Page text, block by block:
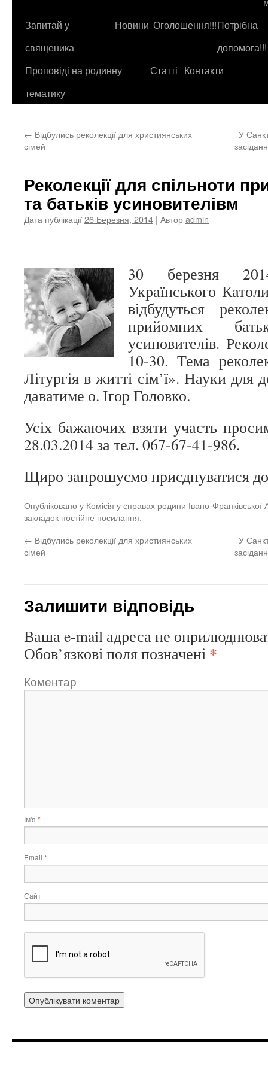
контенту
Запитай у
священика
Новини Оголошення!!!Потрібна
допомога!!!
Проповіді на родинну
тематику
Статті Контакти
← Відбулись реколекції для християнських
сімей
У
Реколекції для спільноти
та батьків усиновителівм
Дата публікації26 Березня, 2014 | Авторadmin
30 березня
Українського
відбудуться
прийомних
усиновителів.
10-30. Тема
Літургія в житті сім’ї». Науки для
даватиме о. Ігор Головко.
Усіх бажаючих взяти участь
28.03.2014 за тел. 067-67-41-986.
Щиро запрошуємо приєднуватися
Опубліковано у Комісія у справах родини Івано-Франківської
закладок постійне посилання.
← Відбулись реколекції для християнських
сімей
У
Залишити відповідь
Ваша e-mail адреса не
Обов’язкові поля позначені *
Коментар
Ім'я *
Email *
Сайт